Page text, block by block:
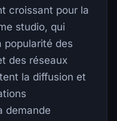
croissant pour la
studio, qui
popularité des
des réseaux
la diffusion et
demande